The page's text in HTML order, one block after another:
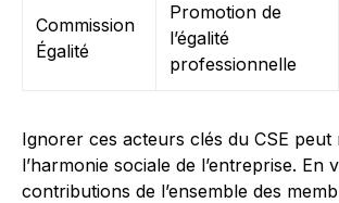
Commission
Égalité
Promotion de
l’égalité
professionnelle
Ignorer ces acteurs clés du CSE peut
l’harmonie sociale de l’entreprise. En
contributions de l’ensemble des